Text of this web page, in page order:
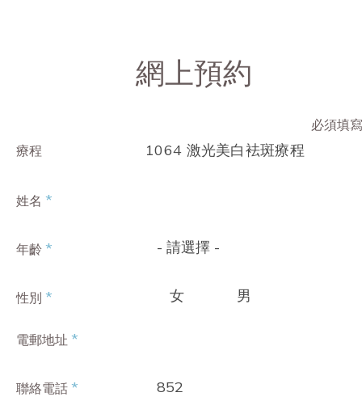
網上預約
必須填
療程
1064 激光美白袪斑療程
姓名 *
年齡 * - 請選擇 -
性別 * 女 男
電郵地址 *
聯絡電話 * 852